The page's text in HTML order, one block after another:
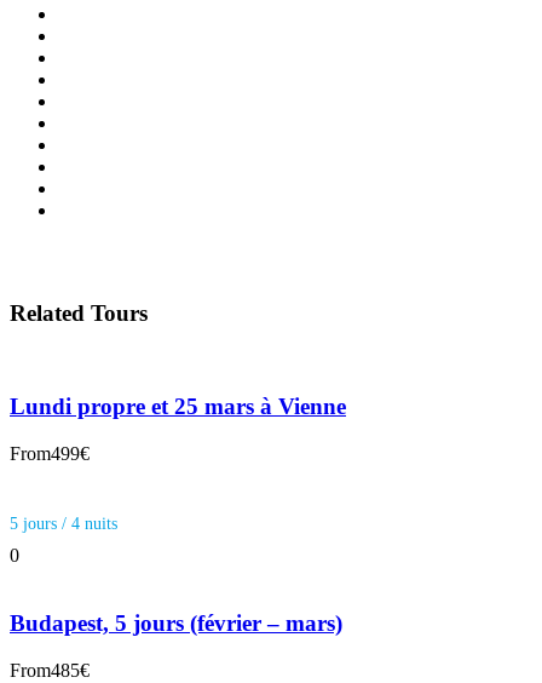
Related Tours
Lundi propre et 25 mars à Vienne
From499€
5 jours / 4 nuits
0
Budapest, 5 jours (février – mars)
From485€